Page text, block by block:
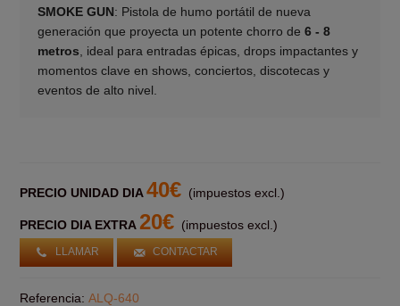
SMOKE GUN: Pistola de humo portátil de nueva
generación que proyecta un potente chorro de 6 - 8
metros , ideal para entradas épicas, drops impactantes y
momentos clave en shows, conciertos, discotecas y
eventos de alto nivel.
PRECIO UNIDAD DIA40€ (impuestos excl.)
PRECIO DIA EXTRA 20€ (impuestos excl.)
LLAMAR CONTACTAR
Referencia: ALQ-640